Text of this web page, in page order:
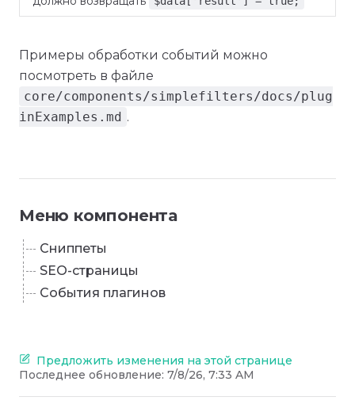
Примеры обработки событий можно
посмотреть в файле
core/components/simplefilters/docs/plug
inExamples.md .
Меню компонента
Сниппеты
SEO-страницы
События плагинов
Предложить изменения на этой странице
Последнее обновление: 7/8/26, 7:33 AM